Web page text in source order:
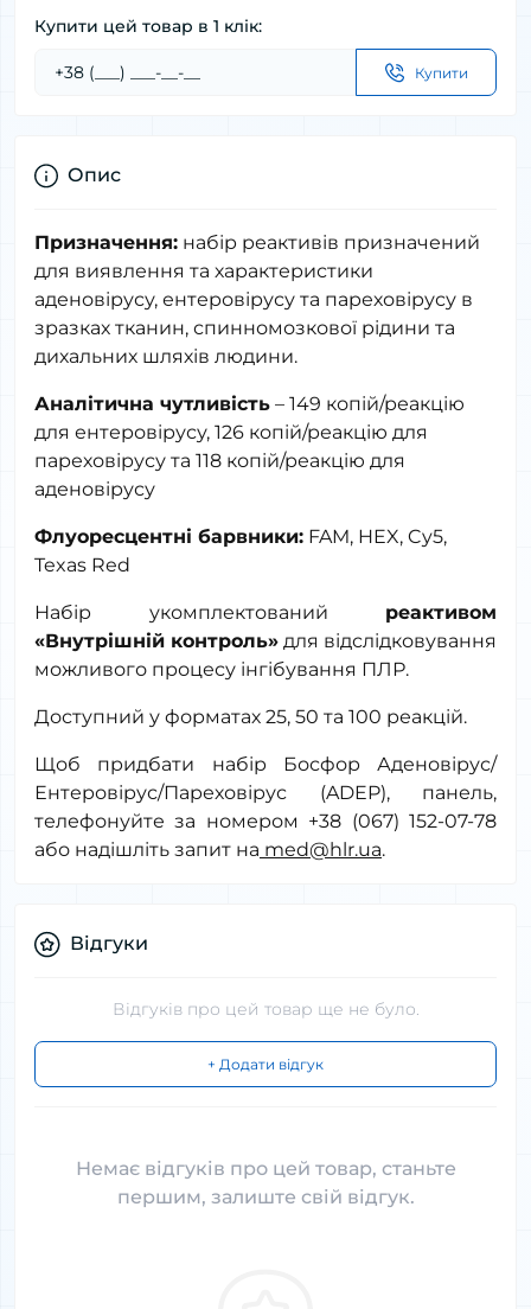
Купити цей товар в 1 клік:
Купити
Опис
Призначення: набір реактивів призначений
для виявлення та характеристики
аденовірусу, ентеровірусу та пареховірусу в
зразках тканин, спинномозкової рідини та
дихальних шляхів людини.
Аналітична чутливість – 149 копій/реакцію
для ентеровірусу, 126 копій/реакцію для
пареховірусу та 118 копій/реакцію для
аденовірусу
Флуоресцентні барвники: FAM, HEX, Cy5,
Texas Red
Набір укомплектований реактивом
«Внутрішній контроль» для відслідковування
можливого процесу інгібування ПЛР.
Доступний у форматах 25, 50 та 100 реакцій.
Щоб придбати набір Босфор Аденовірус/
Ентеровірус/Пареховірус (ADEP), панель,
телефонуйте за номером +38 (067) 152-07-78
або надішліть запит на med@hlr.ua.
Відгуки
Відгуків про цей товар ще не було.
+ Додати відгук
Немає відгуків про цей товар, станьте
першим, залиште свій відгук.